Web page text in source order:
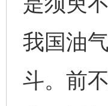
我国油
斗。前